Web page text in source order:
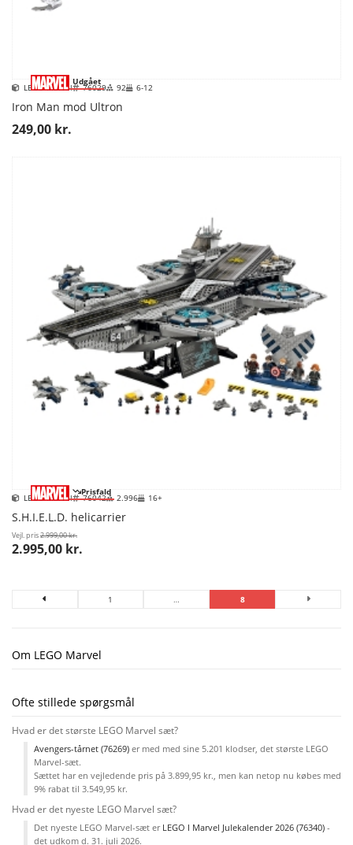
Udgået
LEGO Marvel 76029 92 6-12
Iron Man mod Ultron
249,00 kr.
Prisfald
LEGO Marvel 76042 2.996 16+
S.H.I.E.L.D. helicarrier
Vejl. pris2.999,00 kr.
2.995,00 kr.
1 … 8
Om LEGO Marvel
Ofte stillede spørgsmål
Hvad er det største LEGO Marvel sæt?
Avengers-tårnet (76269) er med med sine 5.201 klodser, det største LEGO
Marvel-sæt.
Sættet har en vejledende pris på 3.899,95 kr., men kan netop nu købes med
9% rabat til 3.549,95 kr.
Hvad er det nyeste LEGO Marvel sæt?
Det nyeste LEGO Marvel-sæt er LEGO ǀ Marvel Julekalender 2026 (76340) -
det udkom d. 31. juli 2026.